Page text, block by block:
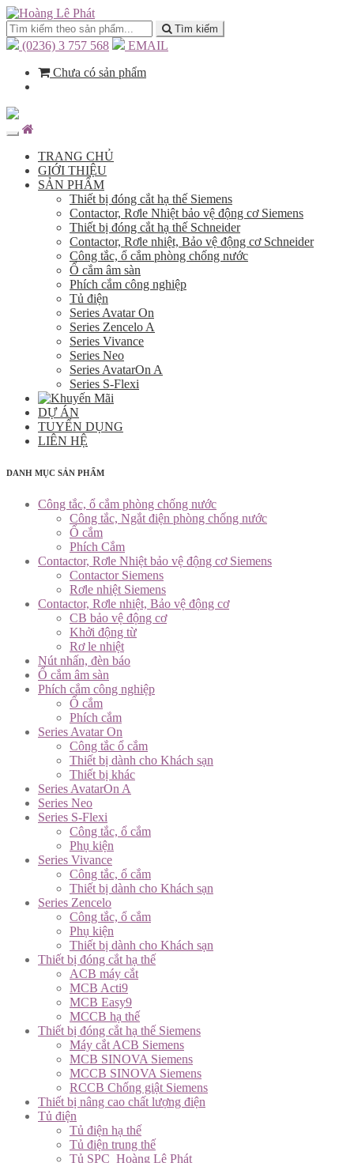
Tìm kiếm
(0236) 3 757 568
EMAIL
Chưa có sản phẩm
TRANG CHỦ
GIỚI THIỆU
SẢN PHẨM
Thiết bị đóng cắt hạ thế Siemens
Contactor, Rơle Nhiệt bảo vệ động cơ Siemens
Thiết bị đóng cắt hạ thế Schneider
Contactor, Rơle nhiệt, Bảo vệ động cơ Schneider
Công tắc, ổ cắm phòng chống nước
Ổ cắm âm sàn
Phích cắm công nghiệp
Tủ điện
Series Avatar On
Series Zencelo A
Series Vivance
Series Neo
Series AvatarOn A
Series S-Flexi
DỰ ÁN
TUYỂN DỤNG
LIÊN HỆ
DANH MỤC SẢN PHẨM
Công tắc, ổ cắm phòng chống nước
Công tắc, Ngắt điện phòng chống nước
Ổ cắm
Phích Cắm
Contactor, Rơle Nhiệt bảo vệ động cơ Siemens
Contactor Siemens
Rơle nhiệt Siemens
Contactor, Rơle nhiệt, Bảo vệ động cơ
CB bảo vệ động cơ
Khởi động từ
Rơ le nhiệt
Nút nhấn, đèn báo
Ổ cắm âm sàn
Phích cắm công nghiệp
Ổ cắm
Phích cắm
Series Avatar On
Công tắc ổ cắm
Thiết bị dành cho Khách sạn
Thiết bị khác
Series AvatarOn A
Series Neo
Series S-Flexi
Công tắc, ổ cắm
Phụ kiện
Series Vivance
Công tắc, ổ cắm
Thiết bị dành cho Khách sạn
Series Zencelo
Công tắc, ổ cắm
Phụ kiện
Thiết bị dành cho Khách sạn
Thiết bị đóng cắt hạ thế
ACB máy cắt
MCB Acti9
MCB Easy9
MCCB hạ thế
Thiết bị đóng cắt hạ thế Siemens
Máy cắt ACB Siemens
MCB SINOVA Siemens
MCCB SINOVA Siemens
RCCB Chống giật Siemens
Thiết bị nâng cao chất lượng điện
Tủ điện
Tủ điện hạ thế
Tủ điện trung thế
Tủ SPC_Hoàng Lê Phát